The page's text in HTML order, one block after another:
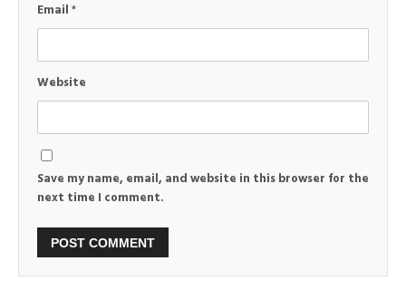
Email*
Website
Save my name, email, and website in this browser for the
next time I comment.